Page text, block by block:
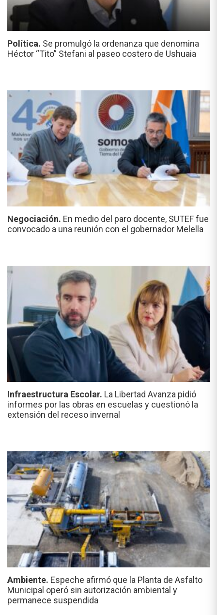
Política. Se promulgó la ordenanza que denomina
Héctor “Tito” Stefani al paseo costero de Ushuaia
Negociación. En medio del paro docente, SUTEF fue
convocado a una reunión con el gobernador Melella
Infraestructura Escolar. La Libertad Avanza pidió
informes por las obras en escuelas y cuestionó la
extensión del receso invernal
Ambiente. Espeche afirmó que la Planta de Asfalto
Municipal operó sin autorización ambiental y
permanece suspendida